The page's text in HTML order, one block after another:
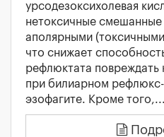
урсодезоксихолевая
нетоксичные
аполярными
что снижает
рефлюктата
при билиарном
эзофагите. Кроме того,...